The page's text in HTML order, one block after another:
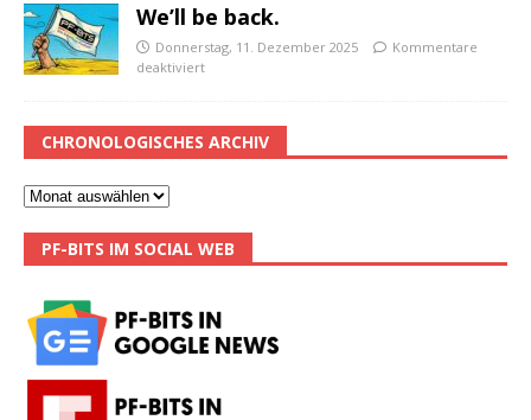
We’ll be back.
Donnerstag, 11. Dezember 2025
Kommentare
deaktiviert
CHRONOLOGISCHES ARCHIV
PF-BITS IM SOCIAL WEB